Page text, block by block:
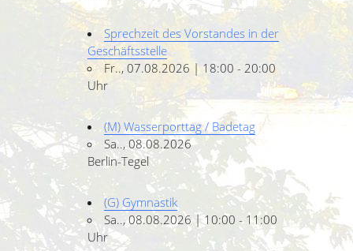
Sprechzeit des Vorstandes in der
Geschäftsstelle
Fr.., 07.08.2026 | 18:00 - 20:00
Uhr
(M) Wasserporttag / Badetag
Sa.., 08.08.2026
Berlin-Tegel
(G) Gymnastik
Sa.., 08.08.2026 | 10:00 - 11:00
Uhr